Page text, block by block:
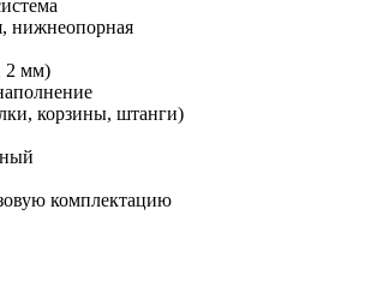
нижнеопорная
2 мм)
корзины, штанги)
комплектацию